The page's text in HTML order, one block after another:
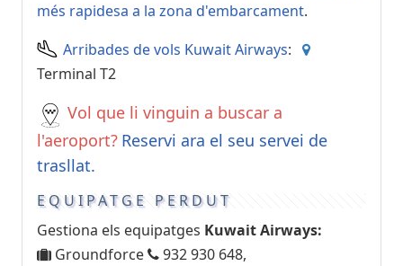
més rapidesa a la zona d'embarcament.
Arribades de vols Kuwait Airways:
Terminal T2
Vol que li vinguin a buscar a
l'aeroport? Reservi ara el seu servei de
trasllat.
EQUIPATGE PERDUT
Gestiona els equipatges Kuwait Airways:
Groundforce
932 930 648,